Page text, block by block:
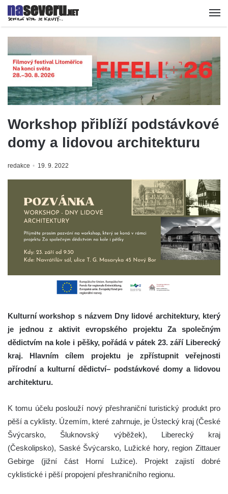
Workshop přiblíží podstávkové
domy a lidovou architekturu
redakce 19. 9. 2022
Kulturní workshop s názvem Dny lidové architektury, který
je jednou z aktivit evropského projektu Za společným
dědictvím na kole i pěšky, pořádá v pátek 23. září Liberecký
kraj. Hlavním cílem projektu je zpřístupnit veřejnosti
přírodní a kulturní dědictví– podstávkové domy a lidovou
architekturu.
K tomu účelu poslouží nový přeshraniční turistický produkt pro
pěší a cyklisty. Územím, které zahrnuje, je Ústecký kraj (České
Švýcarsko, Šluknovský výběžek), Liberecký kraj
(Českolipsko), Saské Švýcarsko, Lužické hory, region Zittauer
Gebirge (jižní část Horní Lužice). Projekt zajistí dobré
cyklistické i pěší propojení přeshraničního regionu.